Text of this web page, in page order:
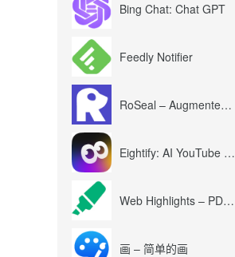
Bing Chat: Chat GPT
Feedly Notifier
RoSeal – Augmented Roblox Experience
Eightify: AI YouTube Summary with ChatGPT
Web Highlights – PDF & Web Highlighter
画 – 简单的画